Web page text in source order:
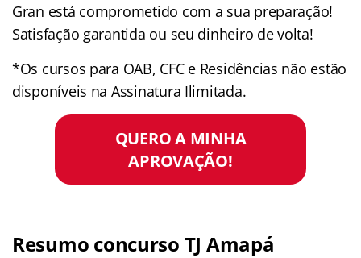
Gran está comprometido com a sua preparação!
Satisfação garantida ou seu dinheiro de volta!
*Os cursos para OAB, CFC e Residências não estão
disponíveis na Assinatura Ilimitada.
QUERO A MINHA
APROVAÇÃO!
Resumo concurso TJ Amapá